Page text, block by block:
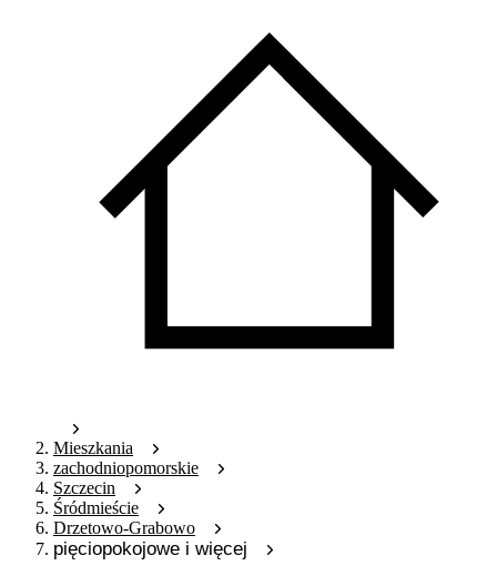
Mieszkania
zachodniopomorskie
Szczecin
Śródmieście
Drzetowo-Grabowo
pięciopokojowe i więcej